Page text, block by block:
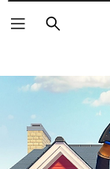
Buscar